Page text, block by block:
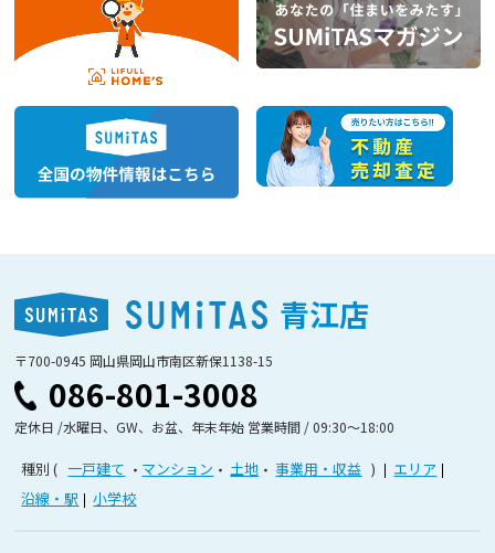
青江店
〒700-0945 岡山県岡山市南区新保1138-15
086-801-3008
定休日 /水曜日、GW、お盆、年末年始 営業時間 / 09:30〜18:00
種別 一戸建て マンション 土地 事業用・収益
エリア
沿線・駅
小学校